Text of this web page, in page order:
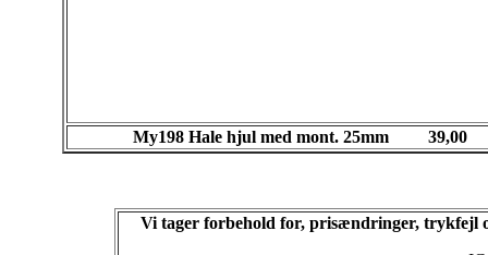
My198 Hale hjul med mont. 25mm 39,00
Vi tager forbehold for, prisændringer, trykfejl